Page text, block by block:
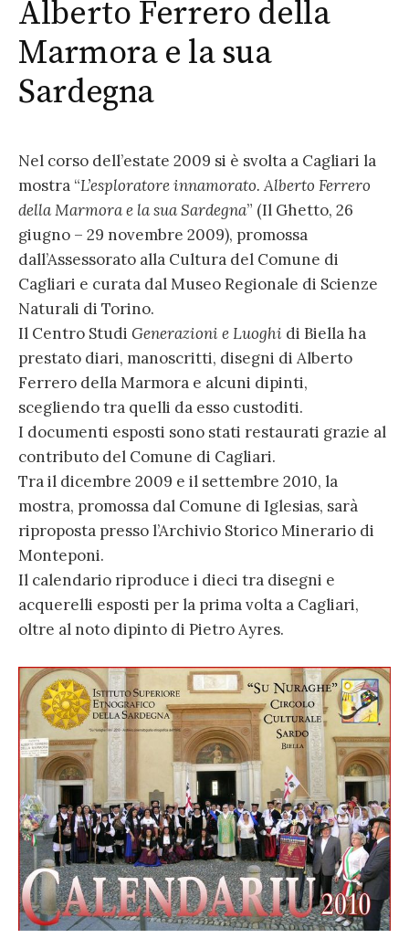
Alberto Ferrero della
Marmora e la sua
Sardegna
Nel corso dell’estate 2009 si è svolta a Cagliari la
mostra “L’esploratore innamorato. Alberto Ferrero
della Marmora e la sua Sardegna” (Il Ghetto, 26
giugno – 29 novembre 2009), promossa
dall’Assessorato alla Cultura del Comune di
Cagliari e curata dal Museo Regionale di Scienze
Naturali di Torino.
Il Centro Studi Generazioni e Luoghi di Biella ha
prestato diari, manoscritti, disegni di Alberto
Ferrero della Marmora e alcuni dipinti,
scegliendo tra quelli da esso custoditi.
I documenti esposti sono stati restaurati grazie al
contributo del Comune di Cagliari.
Tra il dicembre 2009 e il settembre 2010, la
mostra, promossa dal Comune di Iglesias, sarà
riproposta presso l’Archivio Storico Minerario di
Monteponi.
Il calendario riproduce i dieci tra disegni e
acquerelli esposti per la prima volta a Cagliari,
oltre al noto dipinto di Pietro Ayres.